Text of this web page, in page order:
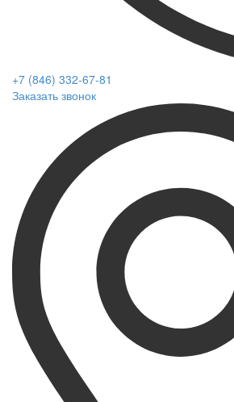
+7 (846) 332-67-81
Заказать звонок